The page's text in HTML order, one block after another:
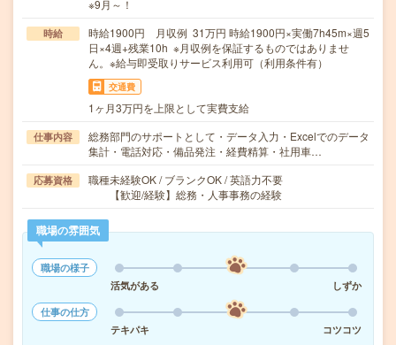
※9月～！
時給
時給1900円 月収例 31万円 時給1900円×実働7h45m×週5
日×4週+残業10h ※月収例を保証するものではありませ
ん。※給与即受取りサービス利用可（利用条件有）
交通費
1ヶ月3万円を上限として実費支給
仕事内容
総務部門のサポートとして・データ入力・Excelでのデータ
集計・電話対応・備品発注・経費精算・社用車…
応募資格
職種未経験OK / ブランクOK / 英語力不要
【歓迎/経験】総務・人事事務の経験
職場の雰囲気
職場の様子
活気がある
しずか
仕事の仕方
テキパキ
コツコツ